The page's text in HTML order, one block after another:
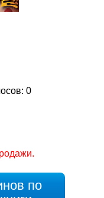
0
по